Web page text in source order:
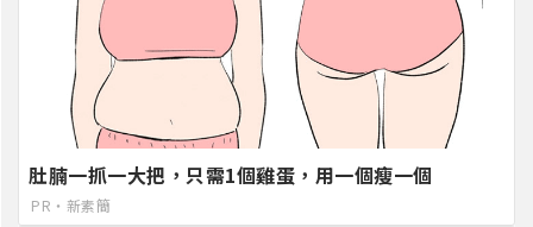
肚腩一抓一大把，只需1個雞蛋，用一個瘦一個
PR・新素簡